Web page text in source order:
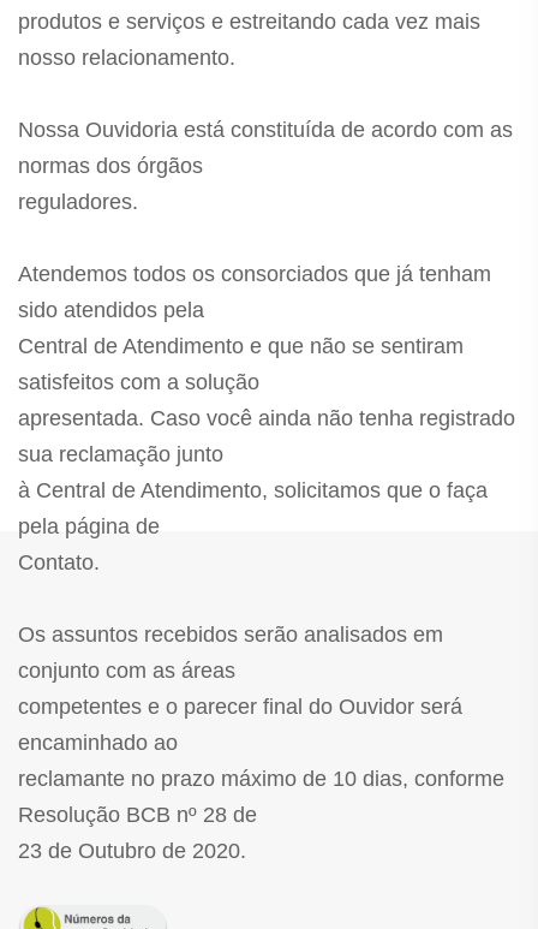
produtos e serviços e estreitando cada vez mais
nosso relacionamento.
Nossa Ouvidoria está constituída de acordo com as
normas dos órgãos
reguladores.
Atendemos todos os consorciados que já tenham
sido atendidos pela
Central de Atendimento e que não se sentiram
satisfeitos com a solução
apresentada. Caso você ainda não tenha registrado
sua reclamação junto
à Central de Atendimento, solicitamos que o faça
pela página de
Contato.
Os assuntos recebidos serão analisados em
conjunto com as áreas
competentes e o parecer final do Ouvidor será
encaminhado ao
reclamante no prazo máximo de 10 dias, conforme
Resolução BCB nº 28 de
23 de Outubro de 2020.